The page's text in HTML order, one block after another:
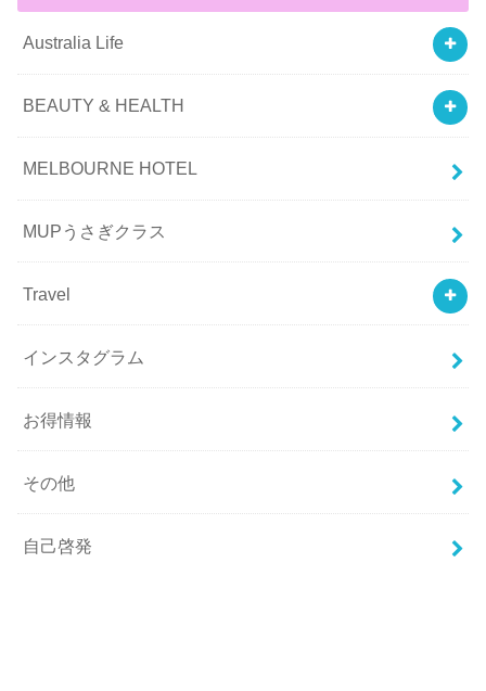
Australia Life
BEAUTY & HEALTH
MELBOURNE HOTEL
MUPうさぎクラス
Travel
インスタグラム
お得情報
その他
自己啓発